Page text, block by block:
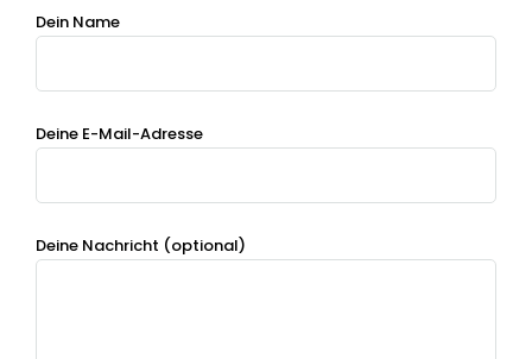
Dein Name
Deine E-Mail-Adresse
Deine Nachricht (optional)